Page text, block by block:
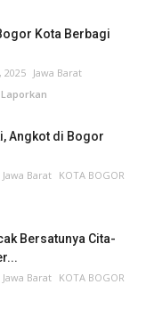
Kota Berbagi
2025 Jawa Barat
Laporkan
Angkot di Bogor
Jawa Barat KOTA BOGOR
Bersatunya Cita-
Jawa Barat KOTA BOGOR